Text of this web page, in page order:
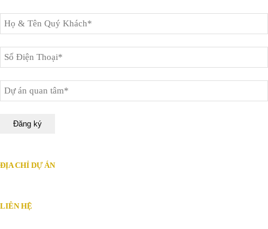
ĐỊA CHỈ DỰ ÁN
LIÊN HỆ